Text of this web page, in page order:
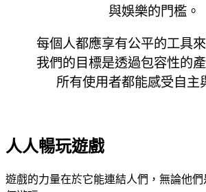
與娛樂的門檻。
每個人都應享有公平的工具
我們的目標是透過包容性的
所有使用者都能感受自主
人人暢玩遊戲
遊戲的力量在於它能連結人們，無論他